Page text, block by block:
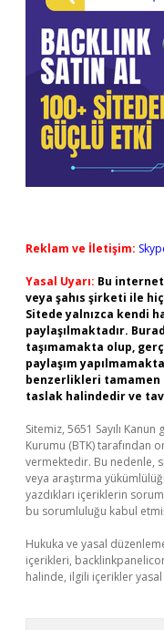
Reklam ve İletişim:
Yasal Uyarı: Bu
veya şahıs şirketi ile
Sitede yalnızca kendi
paylaşılmaktadır.
taşımamakta olup,
paylaşım
benzerlikleri
taslak halindedir ve
Sitemiz, 5651 Sayılı
Kurumu (BTK) tarafından
vermektedir. Bu nedenle,
veya araştırma
yazdıkları içeriklerin
bu sorumluluğu kabul
Hukuka ve yasal
içerikleri,
halinde, ilgili içerikler